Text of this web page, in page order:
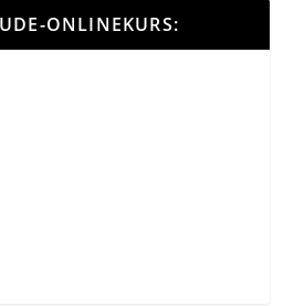
ONLINEKURS: